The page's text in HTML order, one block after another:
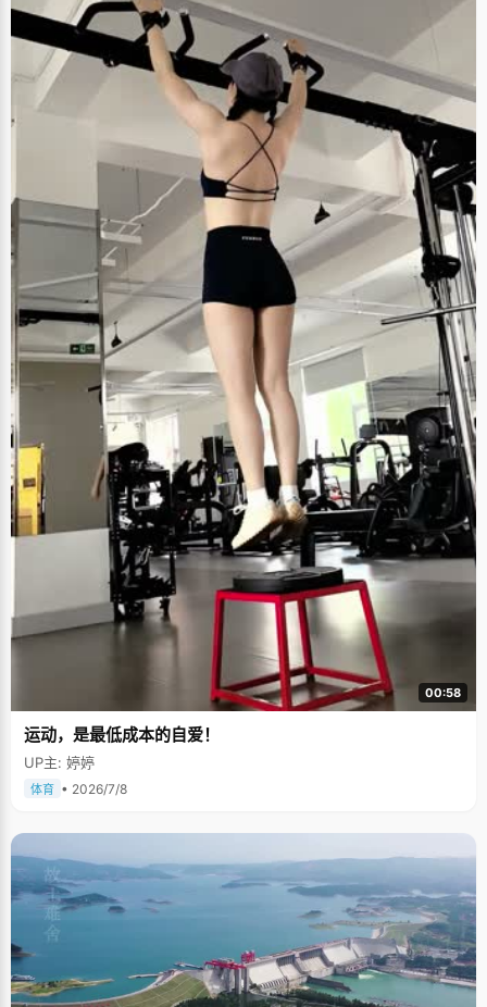
00:58
运动，是最低成本的自爱！
UP主: 婷婷
体育 • 2026/7/8